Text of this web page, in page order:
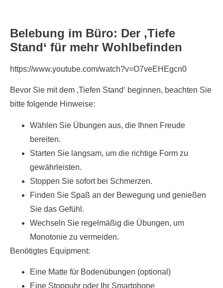
Belebung im Büro: Der ‚Tiefe
Stand‘ für mehr Wohlbefinden
https://www.youtube.com/watch?v=O7veEHEgcn0
Bevor Sie mit dem ‚Tiefen Stand‘ beginnen, beachten Sie
bitte folgende Hinweise:
Wählen Sie Übungen aus, die Ihnen Freude
bereiten.
Starten Sie langsam, um die richtige Form zu
gewährleisten.
Stoppen Sie sofort bei Schmerzen.
Finden Sie Spaß an der Bewegung und genießen
Sie das Gefühl.
Wechseln Sie regelmäßig die Übungen, um
Monotonie zu vermeiden.
Benötigtes Equipment:
Eine Matte für Bodenübungen (optional)
Eine Stoppuhr oder Ihr Smartphone